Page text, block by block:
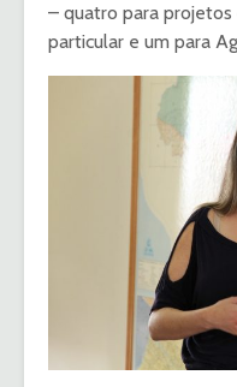
– quatro para projetos
particular e um para